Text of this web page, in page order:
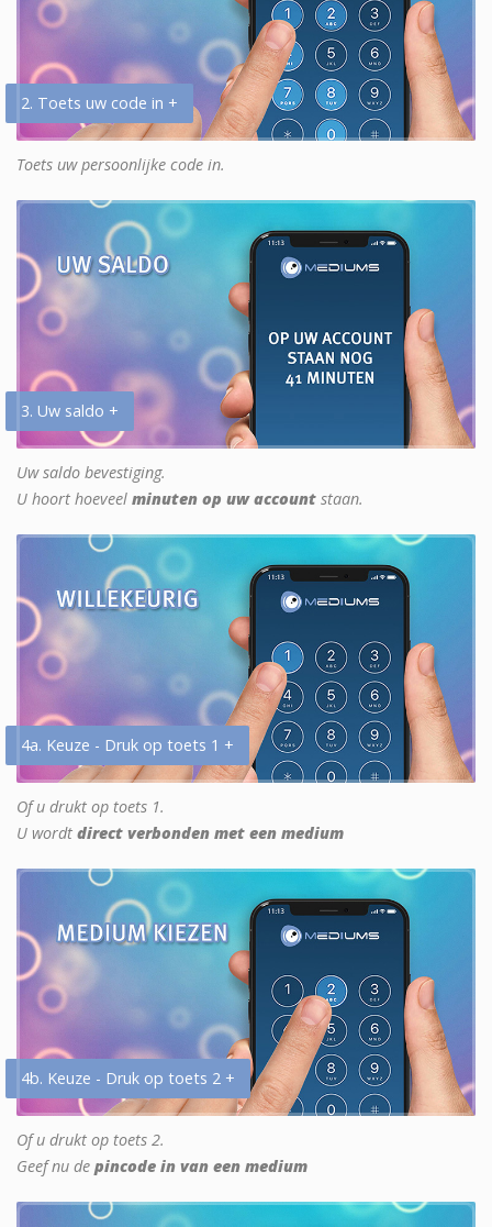
2. Toets uw code in +
Toets uw persoonlijke code in.
3. Uw saldo +
Uw saldo bevestiging.
U hoort hoeveel minuten op uw account staan.
4a. Keuze - Druk op toets 1 +
Of u drukt op toets 1.
U wordt direct verbonden met een medium
4b. Keuze - Druk op toets 2 +
Of u drukt op toets 2.
Geef nu de pincode in van een medium